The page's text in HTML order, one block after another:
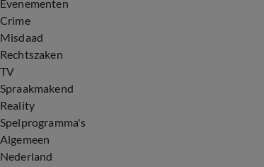
Evenementen
Crime
Misdaad
Rechtszaken
TV
Spraakmakend
Reality
Spelprogramma's
Algemeen
Nederland